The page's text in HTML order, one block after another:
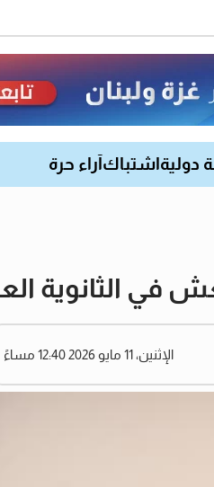
دولية اشتباك آراء حرة
في الثانوية
الإثنين، 11 مايو 2026 12:40 مساءً